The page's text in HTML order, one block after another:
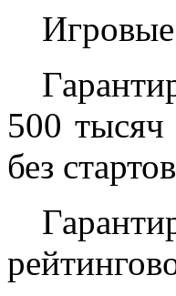
500 тысяч
без